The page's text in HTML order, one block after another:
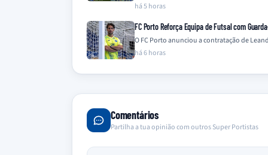
há 5 horas
FC Porto Reforça Equipa de Futsal com
O FC Porto anunciou a contratação de
há 6 horas
Comentários
Partilha a tua opinião com outros Super Portistas